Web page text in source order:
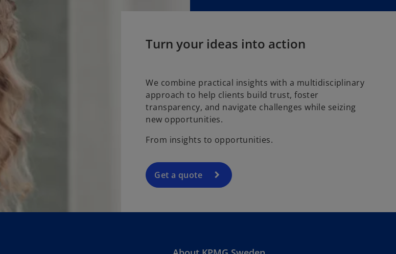
Turn your ideas into action
We combine practical insights with a multidisciplinary
approach to help clients build trust, foster
transparency, and navigate challenges while seizing
new opportunities.
From insights to opportunities.
Get a quote